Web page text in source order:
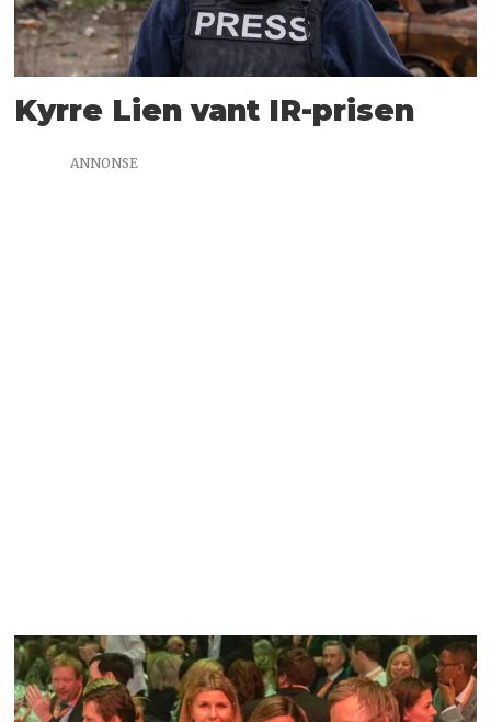
Kyrre Lien vant IR-prisen
ANNONSE